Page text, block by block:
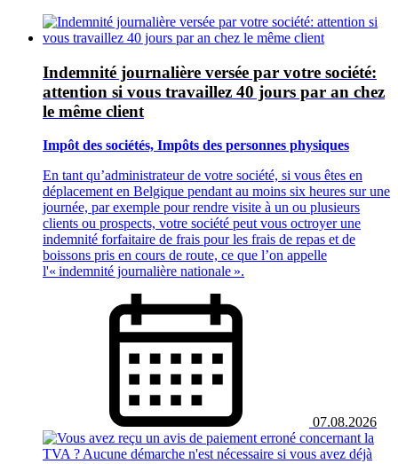
Indemnité journalière versée par votre société:
attention si vous travaillez 40 jours par an chez
le même client
Impôt des sociétés, Impôts des personnes physiques
En tant qu’administrateur de votre société, si vous êtes en
déplacement en Belgique pendant au moins six heures sur une
journée, par exemple pour rendre visite à un ou plusieurs
clients ou prospects, votre société peut vous octroyer une
indemnité forfaitaire de frais pour les frais de repas et de
boissons pris en cours de route, ce que l’on appelle
l'« indemnité journalière nationale ».
07.08.2026